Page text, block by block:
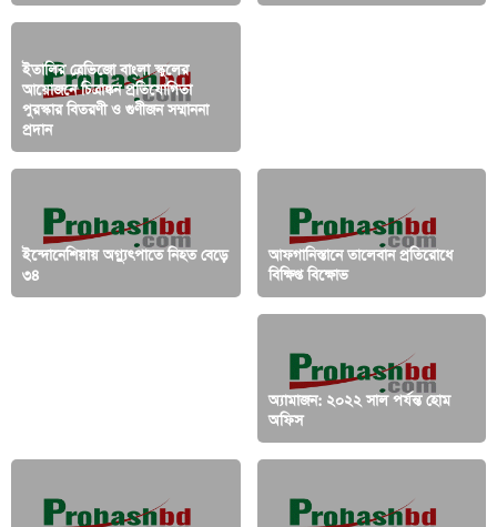
ইতালির ত্রেভিজো বাংলা স্কুলের
আয়োজনে চিত্রাঙ্কন প্রতিযোগিতা
পুরস্কার বিতরণী ও গুণীজন সম্মাননা
প্রদান
ইন্দোনেশিয়ায় অগ্ন্যুৎপাতে নিহত বেড়ে
৩৪
আফগানিস্তানে তালেবান প্রতিরোধে
বিক্ষিপ্ত বিক্ষোভ
অ্যামাজন: ২০২২ সাল পর্যন্ত হোম
অফিস